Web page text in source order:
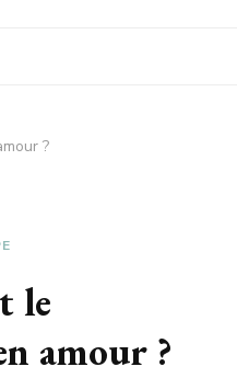
?
le
amour ?